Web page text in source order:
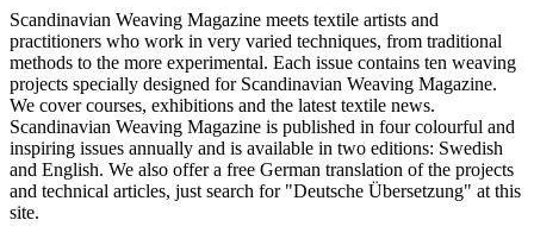
Scandinavian Weaving Magazine meets textile artists and
practitioners who work in very varied techniques, from traditional
methods to the more experimental. Each issue contains ten weaving
projects specially designed for Scandinavian Weaving Magazine.
We cover courses, exhibitions and the latest textile news.
Scandinavian Weaving Magazine is published in four colourful and
inspiring issues annually and is available in two editions: Swedish
and English. We also offer a free German translation of the projects
and technical articles, just search for "Deutsche Übersetzung" at this
site.